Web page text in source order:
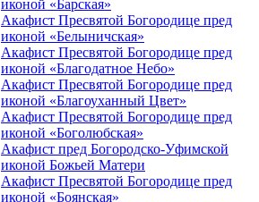
иконой «Барская»
Акафист Пресвятой Богородице пред
иконой «Белыничская»
Акафист Пресвятой Богородице пред
иконой «Благодатное Небо»
Акафист Пресвятой Богородице пред
иконой «Благоуханный Цвет»
Акафист Пресвятой Богородице пред
иконой «Боголюбская»
Акафист пред Богородско-Уфимской
иконой Божьей Матери
Акафист Пресвятой Богородице пред
иконой «Боянская»